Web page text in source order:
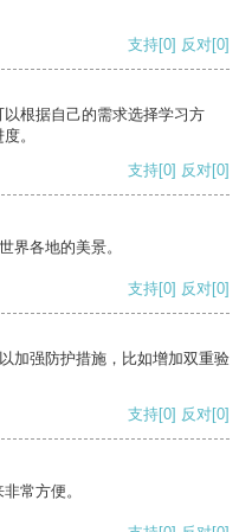
支持[0] 反对[0]
根据自己的需求选择学习方
。
支持[0] 反对[0]
界各地的美景。
支持[0] 反对[0]
加强防护措施，比如增加双重验
支持[0] 反对[0]
常方便。